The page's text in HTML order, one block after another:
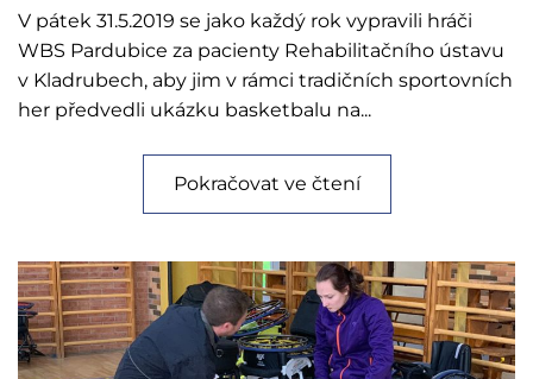
V pátek 31.5.2019 se jako každý rok vypravili hráči
WBS Pardubice za pacienty Rehabilitačního ústavu
v Kladrubech, aby jim v rámci tradičních sportovních
her předvedli ukázku basketbalu na...
Pokračovat ve čtení